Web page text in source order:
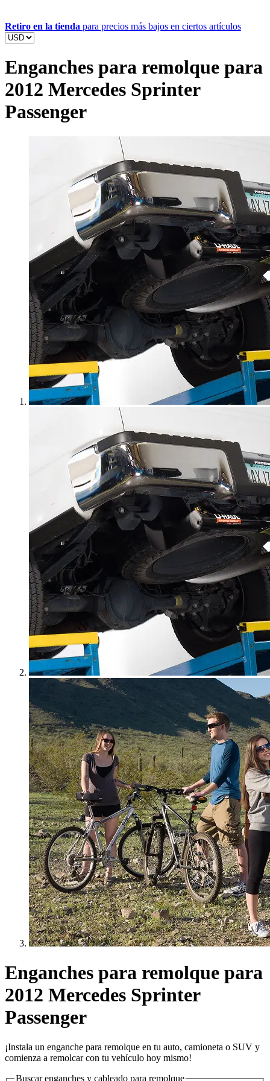
Retiro en la tienda para precios más bajos en ciertos artículos
Enganches para remolque para
2012 Mercedes Sprinter
Passenger
Enganches para remolque para
2012 Mercedes Sprinter
Passenger
¡Instala un enganche para remolque en tu auto, camioneta o SUV y
comienza a remolcar con tu vehículo hoy mismo!
Buscar enganches y cableado para remolque